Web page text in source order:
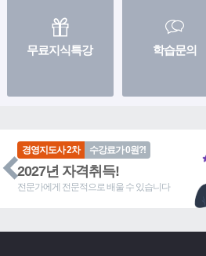
청소년상담사3급 필기시험 접수 안
[알림] 경영지도사 2차_인사관리, 조
[경영지도사] 2026년도 대비 업데이트
무료지식특강 학습문의
경영지도사 2차 수강료가 0원?!
2027년 자격취득!
전문가에게 전문적으로 배울 수 있습니다